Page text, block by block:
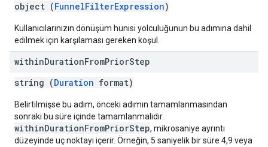
object (FunnelFilterExpression)
Kullanıcılarınızın dönüşüm hunisi yolculuğunun bu adımına dahil
edilmek için karşılaması gereken koşul.
withinDurationFromPriorStep
string (Duration format)
Belirtilmişse bu adım, önceki adımın tamamlanmasından
sonraki bu süre içinde tamamlanmalıdır.
withinDurationFromPriorStep, mikrosaniye ayrıntı
düzeyinde uç noktayı içerir. Örneğin, 5 saniyelik bir süre 4,9 veya